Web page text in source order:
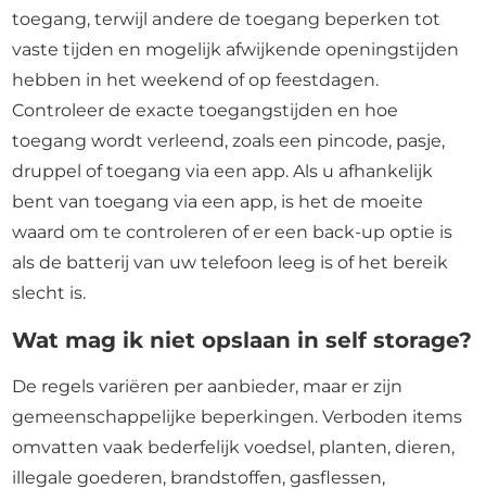
toegang, terwijl andere de toegang beperken tot
vaste tijden en mogelijk afwijkende openingstijden
hebben in het weekend of op feestdagen.
Controleer de exacte toegangstijden en hoe
toegang wordt verleend, zoals een pincode, pasje,
druppel of toegang via een app. Als u afhankelijk
bent van toegang via een app, is het de moeite
waard om te controleren of er een back-up optie is
als de batterij van uw telefoon leeg is of het bereik
slecht is.
Wat mag ik niet opslaan in self storage?
De regels variëren per aanbieder, maar er zijn
gemeenschappelijke beperkingen. Verboden items
omvatten vaak bederfelijk voedsel, planten, dieren,
illegale goederen, brandstoffen, gasflessen,